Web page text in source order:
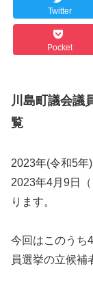
Twitter
Pocket
川島町議会議
覧
2023年(令和5年
2023年4月9日
ります。
今回はこのうち
員選挙の立候補